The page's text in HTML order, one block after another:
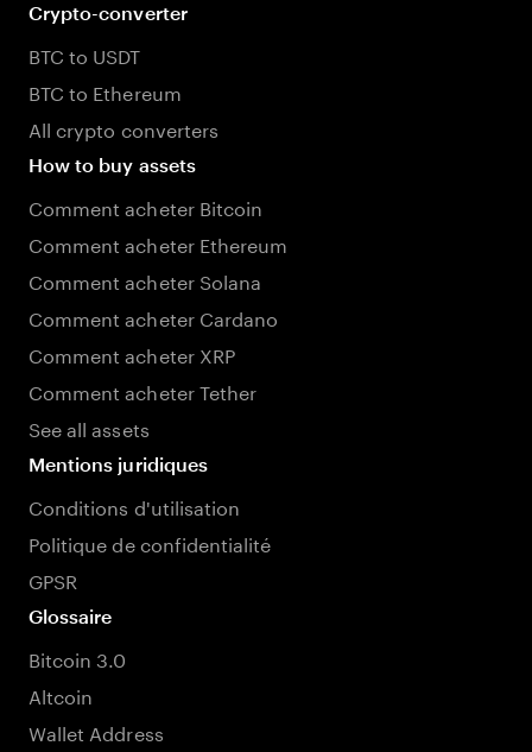
Crypto-converter
BTC to USDT
BTC to Ethereum
All crypto converters
How to buy assets
Comment acheter Bitcoin
Comment acheter Ethereum
Comment acheter Solana
Comment acheter Cardano
Comment acheter XRP
Comment acheter Tether
See all assets
Mentions juridiques
Conditions d'utilisation
Politique de confidentialité
GPSR
Glossaire
Bitcoin 3.0
Altcoin
Wallet Address